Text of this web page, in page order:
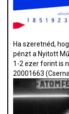
Ha szeretnéd,
pénzt a Nyitott
1-2 ezer forint is
20001663